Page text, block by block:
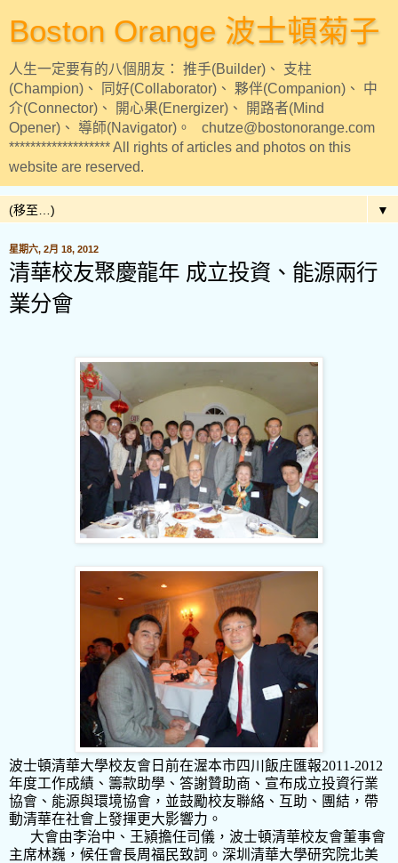
Boston Orange 波士頓菊子
人生一定要有的八個朋友： 推手(Builder)、 支柱
(Champion)、 同好(Collaborator)、 夥伴(Companion)、 中
介(Connector)、 開心果(Energizer)、 開路者(Mind
Opener)、 導師(Navigator)。 chutze@bostonorange.com
******************* All rights of articles and photos on this
website are reserved.
▼
星期六, 2月 18, 2012
清華校友聚慶龍年 成立投資、能源兩行
業分會
波士頓清華大學校友會日前在渥本市四川飯庄匯報2011-2012
年度工作成績、籌款助學、答謝贊助商、宣布成立投資行業
協會、能源與環境協會，並鼓勵校友聯絡、互助、團結，帶
動清華在社會上發揮更大影響力。
大會由李治中、王潁擔任司儀，波士頓清華校友會董事會
主席林巍，候任會長周福民致詞。深圳清華大學研究院北美